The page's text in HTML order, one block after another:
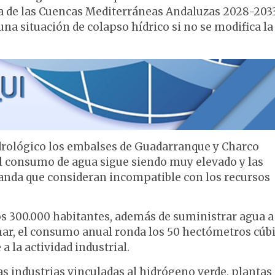
las Cuencas Mediterráneas Andaluzas 2028-
situación de colapso hídrico si no se modifica la
los embalses de Guadarranque y Charco
consumo de agua sigue siendo muy elevado y las
que consideran incompatible con los recursos
300.000 habitantes, además de suministrar agua
el consumo anual ronda los 50 hectómetros
la actividad industrial.
industrias vinculadas al hidrógeno verde, plantas